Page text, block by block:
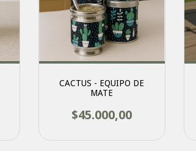
CACTUS - EQUIPO DE
MATE
$45.000,00